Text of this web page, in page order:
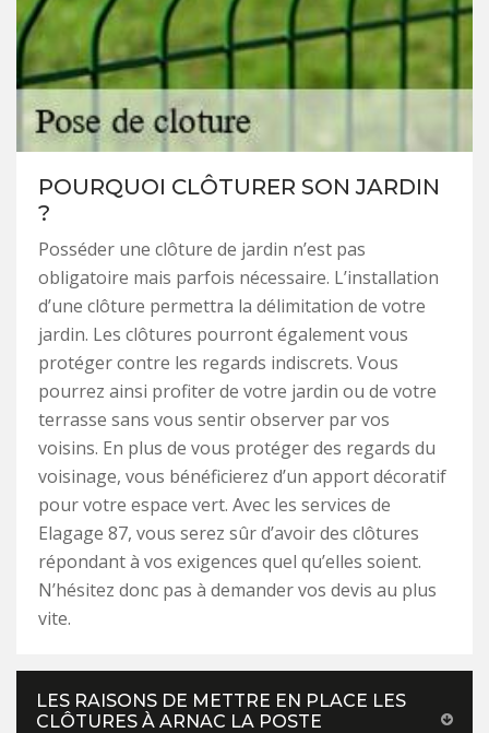
POURQUOI CLÔTURER SON JARDIN
?
Posséder une clôture de jardin n’est pas
obligatoire mais parfois nécessaire. L’installation
d’une clôture permettra la délimitation de votre
jardin. Les clôtures pourront également vous
protéger contre les regards indiscrets. Vous
pourrez ainsi profiter de votre jardin ou de votre
terrasse sans vous sentir observer par vos
voisins. En plus de vous protéger des regards du
voisinage, vous bénéficierez d’un apport décoratif
pour votre espace vert. Avec les services de
Elagage 87, vous serez sûr d’avoir des clôtures
répondant à vos exigences quel qu’elles soient.
N’hésitez donc pas à demander vos devis au plus
vite.
LES RAISONS DE METTRE EN PLACE LES
CLÔTURES À ARNAC LA POSTE